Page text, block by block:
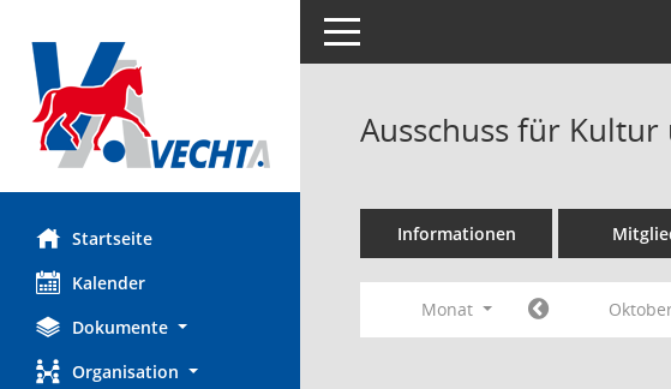
Startseite
Kalender
Dokumente
Organisation
Toggle navigation
Ausschuss für
Informationen
Monat